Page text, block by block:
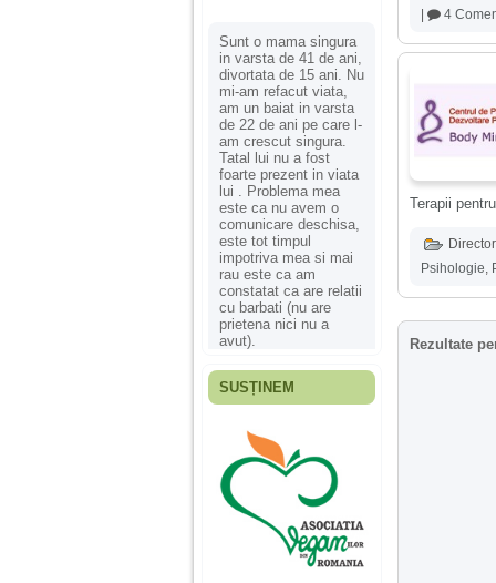
Sunt o mama singura
in varsta de 41 de ani,
divortata de 15 ani. Nu
mi-am refacut viata,
am un baiat in varsta
de 22 de ani pe care l-
am crescut singura.
Tatal lui nu a fost
foarte prezent in viata
lui . Problema mea
este ca nu avem o
comunicare deschisa,
este tot timpul
impotriva mea si mai
rau este ca am
constatat ca are relatii
cu barbati (nu are
prietena nici nu a
avut).
Fiica mea s-a nascut
ani, privind in urma
realizez cat de multe
greseli am facut in
educatia si cresterea
ei, am fost o mama
egoista, preocupata
de implinirea
profesionala, cand ea
era mica am neglijat-
SUSȚINEM
4
Terapii
Psihologie,
Rezultate